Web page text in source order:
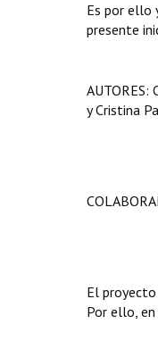
Es por ello
presente
AUTORES:
y Cristina
El
Por ello,